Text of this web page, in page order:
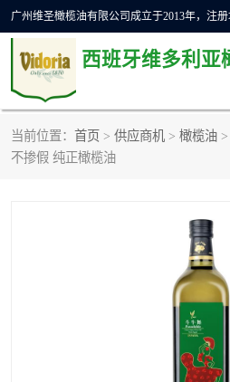
西班牙维多利亚
当前位置： 首页 > 供应商机 > 橄榄油
不掺假 纯正橄榄油
橄榄油